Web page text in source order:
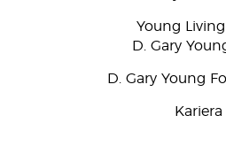
Young
D. Gary
D. Gary Young
Kariera